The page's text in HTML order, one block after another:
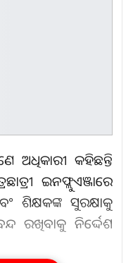
ଅଧିକାରୀ କହିଛନ୍ତି
ଇନଫ୍ଲୁଏଞ୍ଜାରେ
ଶିକ୍ଷକଙ୍କ ସୁରକ୍ଷାକୁ
ରଖିବାକୁ ନିର୍ଦ୍ଦେଶ